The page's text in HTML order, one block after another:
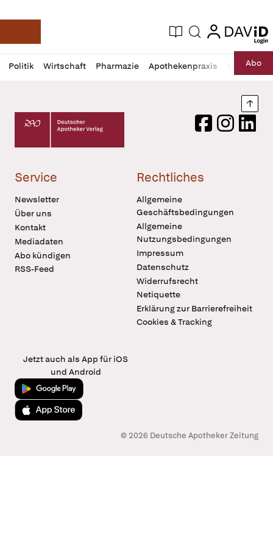
Deutsche Apotheker Zeitung
Aktuelle Ausgabe
Suche login
login
Politik Wirtschaft Pharmazie Apothekenpraxis RechtAbo
Profil
öffnen
Daz
Pur
Deutscher Apotheker Verlag Logo
FacebookInstagram
Service
Newsletter
Über uns
Kontakt
Mediadaten
Abo kündigen
RSS-Feed
Rechtliches
Allgemeine
Geschäftsbedingungen
Allgemeine
Nutzungsbedingungen
Impressum
Datenschutz
Widerrufsrecht
Netiquette
Erklärung zur Barrierefreiheit
Cookies & Tracking
Jetzt auch als App für iOS
und Android
Jetzt bei Google Play
Laden im App Store
© 2026 Deutsche Apotheker Zeitung